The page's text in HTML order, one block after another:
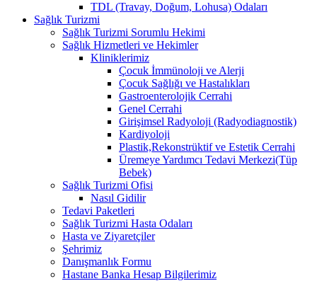
TDL (Travay, Doğum, Lohusa) Odaları
Sağlık Turizmi
Sağlık Turizmi Sorumlu Hekimi
Sağlık Hizmetleri ve Hekimler
Kliniklerimiz
Çocuk İmmünoloji ve Alerji
Çocuk Sağlığı ve Hastalıkları
Gastroenterolojik Cerrahi
Genel Cerrahi
Girişimsel Radyoloji (Radyodiagnostik)
Kardiyoloji
Plastik,Rekonstrüktif ve Estetik Cerrahi
Üremeye Yardımcı Tedavi Merkezi(Tüp
Bebek)
Sağlık Turizmi Ofisi
Nasıl Gidilir
Tedavi Paketleri
Sağlık Turizmi Hasta Odaları
Hasta ve Ziyaretçiler
Şehrimiz
Danışmanlık Formu
Hastane Banka Hesap Bilgilerimiz